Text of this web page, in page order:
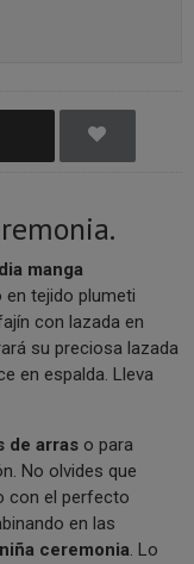
manga
tejido plumeti
con lazada en
su preciosa lazada
en espalda. Lleva
de arras o para
No olvides que
con el perfecto
en las
ceremonia. Lo